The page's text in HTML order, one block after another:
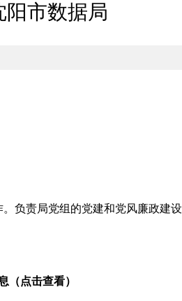
阳市数据局
负责局党组的党建和党风廉政建设
（点击查看）